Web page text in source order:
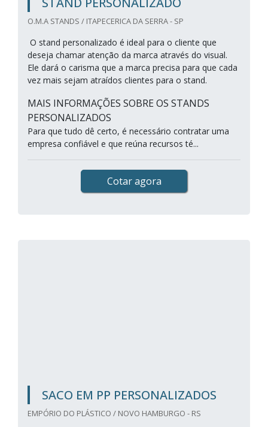
O.M.A STANDS / ITAPECERICA DA SERRA - SP
O stand personalizado é ideal para o cliente que
deseja chamar atenção da marca através do visual.
Ele dará o carisma que a marca precisa para que cada
vez mais sejam atraídos clientes para o stand.
MAIS INFORMAÇÕES SOBRE OS STANDS
PERSONALIZADOS
Para que tudo dê certo, é necessário contratar uma
empresa confiável e que reúna recursos té...
Cotar agora
SACO EM PP PERSONALIZADOS
EMPÓRIO DO PLÁSTICO / NOVO HAMBURGO - RS